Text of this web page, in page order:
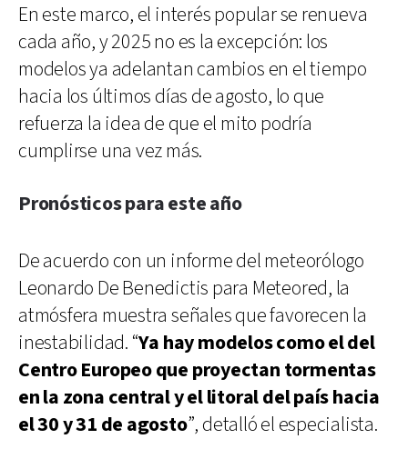
En este marco, el interés popular se renueva
cada año, y 2025 no es la excepción: los
modelos ya adelantan cambios en el tiempo
hacia los últimos días de agosto, lo que
refuerza la idea de que el mito podría
cumplirse una vez más.
Pronósticos para este año
De acuerdo con un informe del meteorólogo
Leonardo De Benedictis para Meteored, la
atmósfera muestra señales que favorecen la
inestabilidad. “Ya hay modelos como el del
Centro Europeo que proyectan tormentas
en la zona central y el litoral del país hacia
el 30 y 31 de agosto”, detalló el especialista.